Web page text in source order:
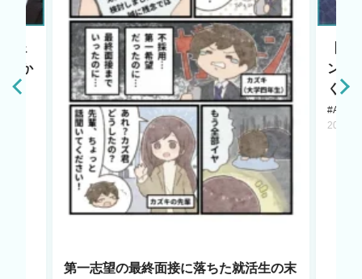
ェ
点か
第一志望の最終面接に落ちた就活生の末
ント
く若
#AI LAB